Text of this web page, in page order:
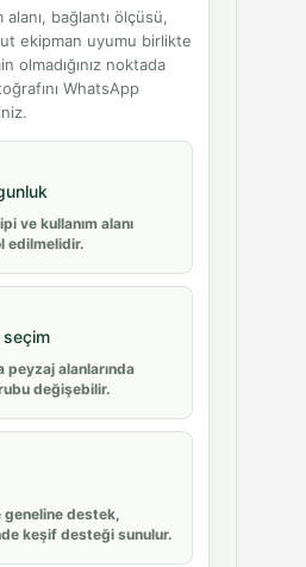
bağlantı ölçüsü,
ekipman uyumu birlikte
olmadığınız noktada
WhatsApp
ve kullanım alanı
edilmelidir.
seçim
peyzaj alanlarında
değişebilir.
geneline destek,
keşif desteği sunulur.